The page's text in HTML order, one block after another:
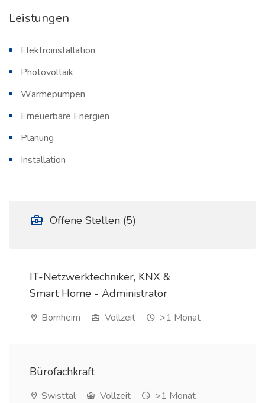
Leistungen
Elektroinstallation
Photovoltaik
Wärmepumpen
Erneuerbare Energien
Planung
Installation
Offene Stellen (5)
IT-Netzwerktechniker, KNX &
Smart Home - Administrator
Bornheim Vollzeit >1 Monat
Bürofachkraft
Swisttal Vollzeit >1 Monat